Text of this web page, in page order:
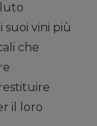
suoi vini più
che
il loro